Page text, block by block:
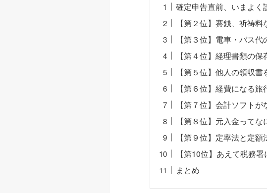
確定申告直前、いまよく
【第２位】賽銭、祈祷
【第３位】電車・バス
【第４位】経理書類の
【第５位】他人の領収
【第６位】経費になる
【第７位】会計ソフト
【第８位】元入金って
【第９位】定率法と定
【第10位】あえて税務
まとめ